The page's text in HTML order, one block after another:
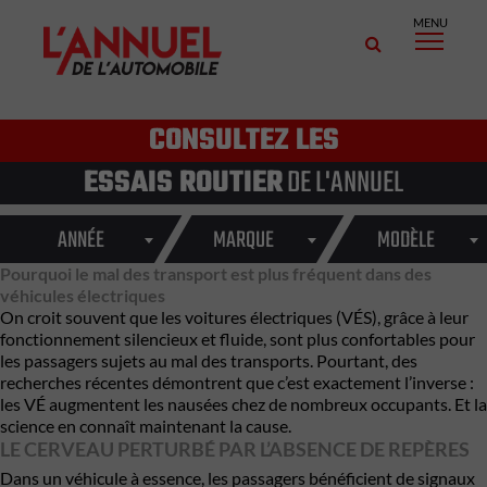
MENU
CONSULTEZ LES
ESSAIS ROUTIERDE L'ANNUEL
ANNÉE MARQUE MODÈLE
Pourquoi le mal des transport est plus fréquent dans des
véhicules électriques
On croit souvent que les voitures électriques (VÉS), grâce à leur
fonctionnement silencieux et fluide, sont plus confortables pour
les passagers sujets au mal des transports. Pourtant, des
recherches récentes démontrent que c’est exactement l’inverse :
les VÉ augmentent les nausées chez de nombreux occupants. Et la
science en connaît maintenant la cause.
LE CERVEAU PERTURBÉ PAR L’ABSENCE DE REPÈRES
Dans un véhicule à essence, les passagers bénéficient de signaux